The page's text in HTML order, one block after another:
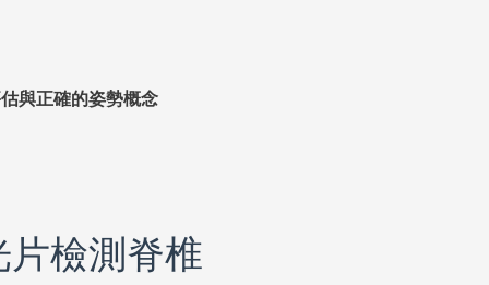
與正確的姿勢概念
檢測脊椎